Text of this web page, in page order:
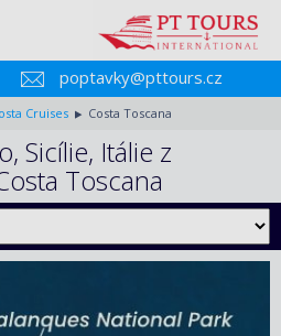
poptavky@pttours.cz
Cruises Costa Toscana
Sicílie, Itálie z
Toscana